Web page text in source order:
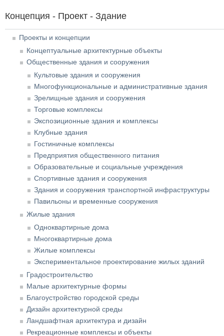
Концепция - Проект - Здание
Проекты и концепции
Концептуальные архитектурные объекты
Общественные здания и сооружения
Культовые здания и сооружения
Многофункциональные и административные здания
Зрелищные здания и сооружения
Торговые комплексы
Экспозиционные здания и комплексы
Клубные здания
Гостиничные комплексы
Предприятия общественного питания
Образовательные и социальные учреждения
Спортивные здания и сооружения
Здания и сооружения транспортной инфраструктуры
Павильоны и временные сооружения
Жилые здания
Одноквартирные дома
Многоквартирные дома
Жилые комплексы
Экспериментальное проектирование жилых зданий
Градостроительство
Малые архитектурные формы
Благоустройство городской среды
Дизайн архитектурной среды
Ландшафтная архитектура и дизайн
Рекреационные комплексы и объекты